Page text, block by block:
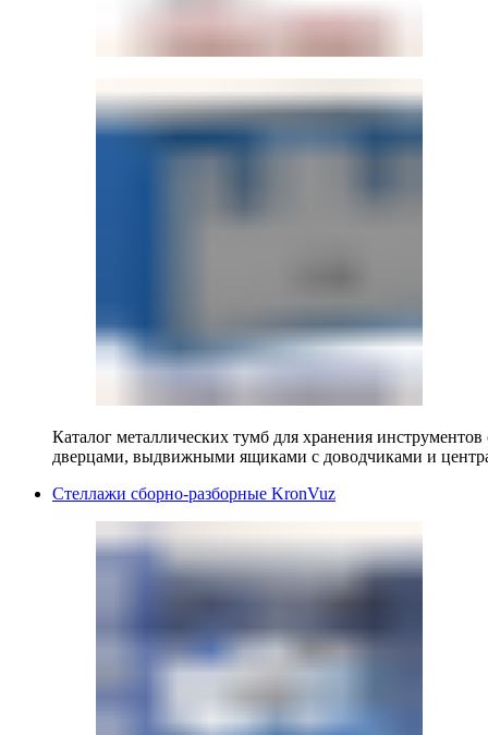
Каталог металлических тумб для хранения
дверцами, выдвижными ящиками с доводчиками и
Стеллажи сборно-разборные KronVuz